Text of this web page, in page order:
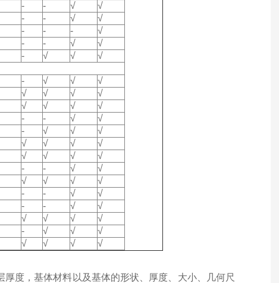
- - √
√
- - √
√
- - -
√
- - √
√
- √ √
√
- √ √
√
√ √ √
√
√ √ √
√
- - √
√
- √ √
√
√ √ √
√
√ √ √
√
- - √
√
√ √ √
√
- - √
√
- - √
√
√ √ √
√
- √ √
√
√ √ √
√
度，基体材料以及基体的形状、厚度、大小、几何尺